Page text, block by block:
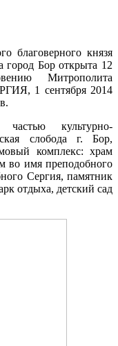
благоверного князя
город Бор открыта 12
Митрополита
1 сентября 2014
частью культурно-
слобода г. Бор,
комплекс: храм
во имя преподобного
Сергия, памятник
отдыха, детский сад